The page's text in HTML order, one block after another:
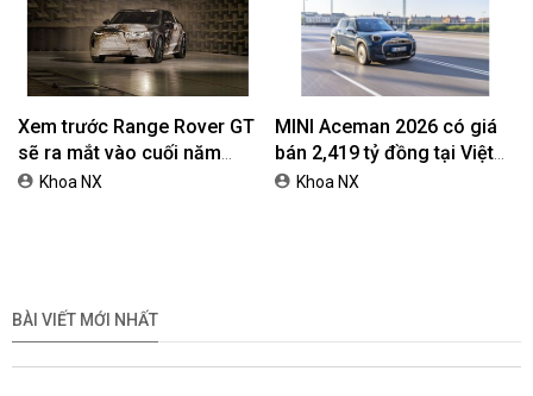
Xem trước Range Rover GT
sẽ ra mắt vào cuối năm
2026Khoa NX
MINI Aceman 2026 có giá
bán 2,419 tỷ đồng tại Việt
NamKhoa NX
BÀI VIẾT MỚI NHẤT